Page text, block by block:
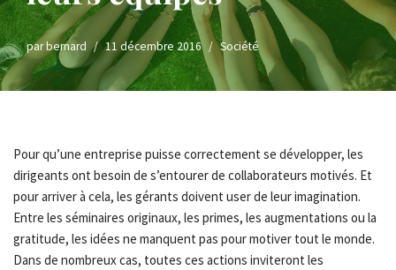
parbernard 11 décembre 2016 Société
Pour qu’une entreprise puisse correctement se développer, les
dirigeants ont besoin de s’entourer de collaborateurs motivés. Et
pour arriver à cela, les gérants doivent user de leur imagination.
Entre les séminaires originaux, les primes, les augmentations ou la
gratitude, les idées ne manquent pas pour motiver tout le monde.
Dans de nombreux cas, toutes ces actions inviteront les